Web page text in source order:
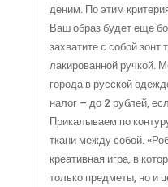
деним. По этим
Ваш образ будет еще
захватите с собой зонт
лакированной ручкой.
города в русской
налог – до 2 рублей,
Прикалываем по
ткани между собой.
креативная игра, в
только предметы, но и